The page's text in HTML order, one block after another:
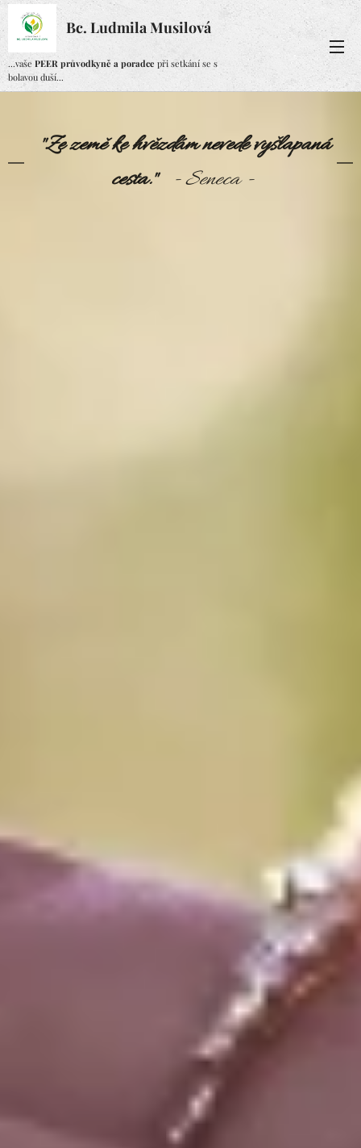
Bc. Ludmila Musilová
...vaše PEER průvodkyně a poradce při setkání se s
bolavou duší...
"Zezemě ke hvězdám nevede vyšlapaná
cesta." - Seneca -